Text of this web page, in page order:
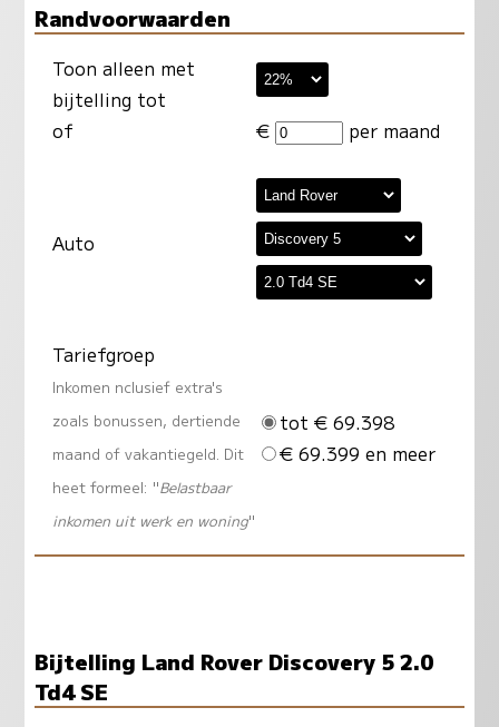
Randvoorwaarden
Toon alleen met
bijtelling tot
of
€ per maand
Auto
Tariefgroep
Inkomen nclusief extra's
zoals bonussen, dertiende
maand of vakantiegeld. Dit
heet formeel: "Belastbaar
inkomen uit werk en woning"
tot € 69.398
€ 69.399 en meer
Bijtelling Land Rover Discovery 5 2.0
Td4 SE